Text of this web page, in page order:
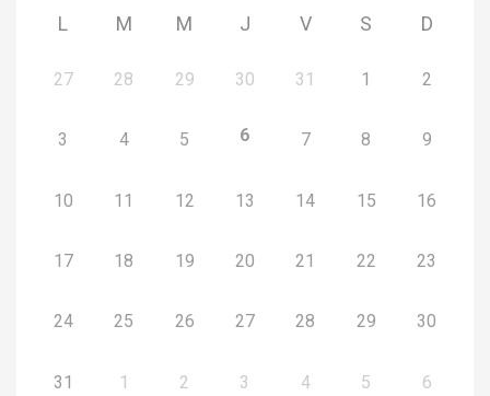
L M M J V S D
27 28 29 30 31 1 2
3 4 5 6 7 8 9
10 11 12 13 14 15 16
17 18 19 20 21 22 23
24 25 26 27 28 29 30
31 1 2 3 4 5 6